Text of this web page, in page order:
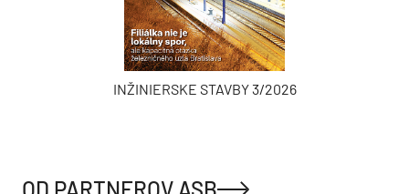
INŽINIERSKE STAVBY 3/2026